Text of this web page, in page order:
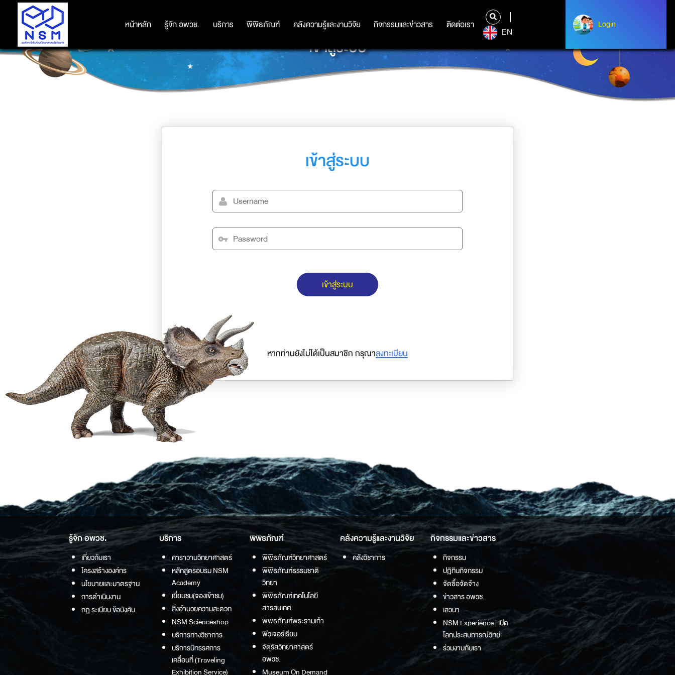
หน้าหลัก รู้จัก อพวช. บริการ พิพิธภัณฑ์ คลังความรู้และงานวิจัย กิจกรรมและข่าวสาร ติดต่อเรา
หน้าหลัก รู้จัก อพวช. บริการ พิพิธภัณฑ์ คลังความรู้และงานวิจัย กิจกรรมและข่าวสาร ติดต่อเรา
EN
Login
Albert Einstein
เข้าสู่ระบบ
เข้าสู่ระบบ
เข้าสู่ระบบ
หากท่านยังไม่ได้เป็นสมาชิก กรุณาลงทะเบียน
รู้จัก อพวช.
เกี่ยวกับเรา
โครงสร้างองค์กร
นโยบายและมาตรฐาน
การดำเนินงาน
กฏ ระเบียบ ข้อบังคับ
บริการ
คาราวานวิทยาศาสตร์
หลักสูตรอบรม NSM
Academy
เยี่ยมชม(จองเข้าชม)
สิ่งอำนวยความสะดวก
NSM Scienceshop
บริการทางวิชาการ
บริการนิทรรศการ
เคลื่อนที่ (Traveling
Exhibition Service)
พิพิธภัณฑ์
พิพิธภัณฑ์วิทยาศาสตร์
พิพิธภัณฑ์ธรรมชาติ
วิทยา
พิพิธภัณฑ์เทคโนโลยี
สารสนเทศ
พิพิธภัณฑ์พระรามเก้า
ฟิวเจอร์เรียม
จัตุรัสวิทยาศาสตร์
อพวช.
Museum On Demand
คลังความรู้และงานวิจัย
คลังวิชาการ
กิจกรรมและข่าวสาร
กิจกรรม
ปฏิทินกิจกรรม
จัดซื้อจัดจ้าง
ข่าวสาร อพวช.
เสวนา
NSM Experience | เปิด
โลกประสบการณ์วิทย์
ร่วมงานกับเรา